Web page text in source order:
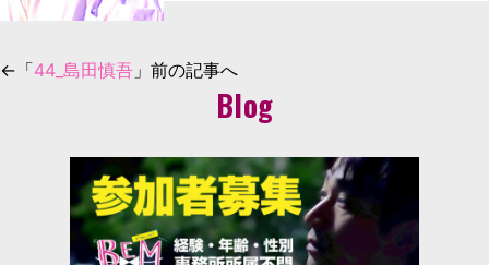
←「44_島田慎吾 」前の記事へ
Blog